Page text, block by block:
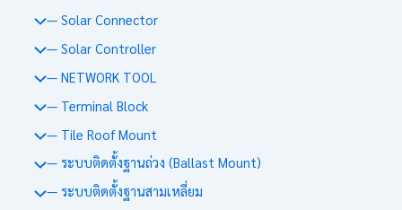
— Solar Connector
— Solar Controller
— NETWORK TOOL
— Terminal Block
— Tile Roof Mount
— ระบบติดตั้งฐานถ่วง (Ballast Mount)
— ระบบติดตั้งฐานสามเหลี่ยม